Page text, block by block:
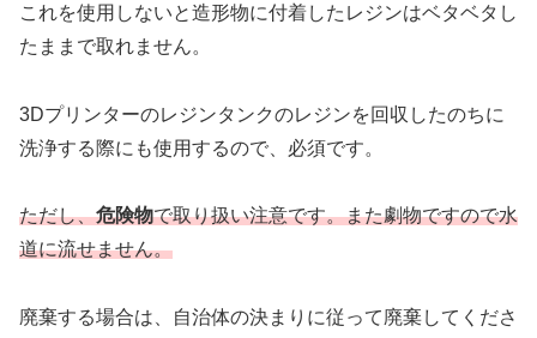
これを使用しないと造形物に付着したレジンはベタベタし
たままで取れません。
3Dプリンターのレジンタンクのレジンを回収したのちに
洗浄する際にも使用するので、必須です。
ただし、危険物で取り扱い注意です。また劇物ですので水
道に流せません。
廃棄する場合は、自治体の決まりに従って廃棄してくださ